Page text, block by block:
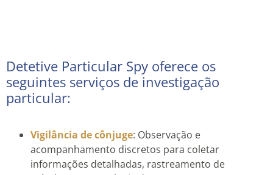
Detetive Particular Spy oferece os
seguintes serviços de investigação
particular:
Vigilância de cônjuge: Observação e
acompanhamento discretos para coletar
informações detalhadas, rastreamento de